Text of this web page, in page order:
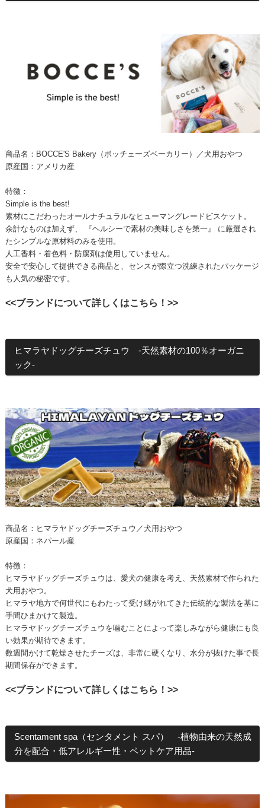
商品名：BOCCE'S Bakery（ボッチェーズベーカリー）／犬用おやつ
原産国：アメリカ産
特徴：
Simple is the best!
素材にこだわったオールナチュラルなヒューマングレードビスケット。
余計なものは加えず、 『ヘルシーで素材の美味しさを第一』 に厳選され
たシンプルな原材料のみを使用。
人工香料・着色料・防腐剤は使用していません。
安全で安心して提供できる商品と、センスが際立つ洗練されたパッケージ
も人気の秘密です。
<<ブランドについて詳しくはこちら！>>
ヒマラヤドッグチーズチュウ -天然素材の100％オーガニ
ック-
商品名：ヒマラヤドッグチーズチュウ／犬用おやつ
原産国：ネパール産
特徴：
ヒマラヤドッグチーズチュウは、愛犬の健康を考え、天然素材で作られた
犬用おやつ。
ヒマラヤ地方で何世代にもわたって受け継がれてきた伝統的な製法を基に
手間ひまかけて製造。
ヒマラヤドッグチーズチュウを噛むことによって楽しみながら健康にも良
い効果が期待できます。
数週間かけて乾燥させたチーズは、非常に硬くなり、水分が抜けた事で長
期間保存ができます。
<<ブランドについて詳しくはこちら！>>
Scentament spa（センタメント スパ） -植物由来の天然成
分を配合・低アレルギー性・ペットケア用品-